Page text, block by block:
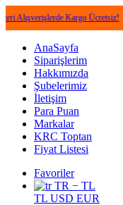
Kargo Ücretsiz! •
AnaSayfa
Siparişlerim
Hakkımızda
Şubelerimiz
İletişim
Para Puan
Markalar
KRC Toptan
Fiyat Listesi
Favoriler
TR − TL
TL USD EUR